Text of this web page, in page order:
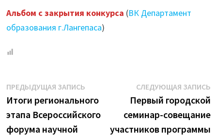
Альбом с закрытия конкурса (ВК Департамент
образования г.Лангепаса)
Навигация
по
записям
ПРЕДЫДУЩАЯ ЗАПИСЬПредыдущая
запись:
Итоги регионального
этапа Всероссийского
форума научной
СЛЕДУЮЩАЯ ЗАПИСЬ
Первый городской
семинар-совещание
участников программы